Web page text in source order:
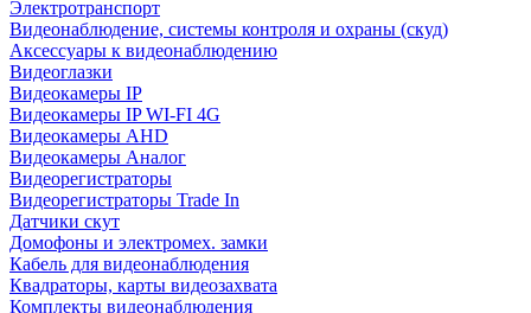
Электротранспорт
Видеонаблюдение, системы контроля и охраны (скуд)
Аксессуары к видеонаблюдению
Видеоглазки
Видеокамеры IP
Видеокамеры IP WI-FI 4G
Видеокамеры AHD
Видеокамеры Аналог
Видеорегистраторы
Видеорегистраторы Trade In
Датчики скут
Домофоны и электромех. замки
Кабель для видеонаблюдения
Квадраторы, карты видеозахвата
Комплекты видеонаблюдения